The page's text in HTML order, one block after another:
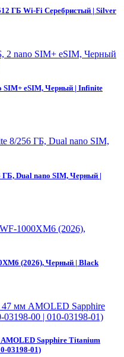
ГБ Wi-Fi Серебристый | Silver
SIM+ eSIM, Черный | Infinite
Dual nano SIM, Черный |
(2026), Черный | Black
Sapphire Titanium
03198-01)